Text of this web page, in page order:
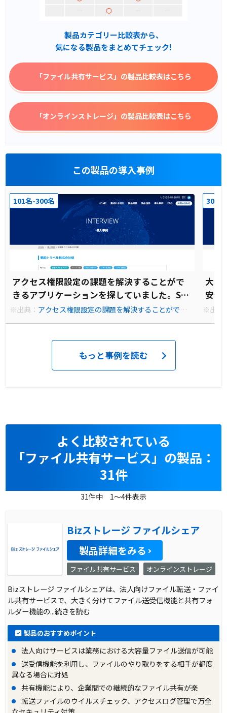
製品カテゴリー比較表から、
気になる製品をまとめてチェック!
「ファイル共有サービス」 の製品比較表はこちら
「オンラインストレージ」 の製品比較表はこちら
この製品の導入事例
101名-300名
アクセス権限設定の課題を解決することがで
きるアプリケーションを探していました。Sm
ooth Fileはアクセス権限の柔軟性があること
が理想的でした。
※出典： アクセス権限設定の課題を解決することができる
301
大容
安全
た。
ービ
※出典
もっと事例を読む
よく比較されている
「ファイル共有サービス」の製品：
31件
31件中 1～4件表示
Bizストレージ ファイルシェア
製品詳細をみる
ファイル共有サービス オンラインストレージ
Bizストレージ ファイルシェアは、法人向けファイル転送・ファイ
ル共有サービスで、大きく分けてファイル送受信機能と共有フォ
ルダー機能の...続きを読む
製品のおすすめポイント
法人向けサービスは業務における大容量ファイル送信が可能
送受信機能を利用し、ファイルのやり取りをする相手が都度
異なる場合に対処
共有機能により、企業間での継続的なファイル共有が楽
転送ファイルのウイルスチェック、アクセスログ管理で万全